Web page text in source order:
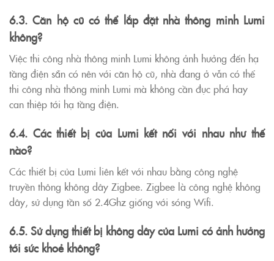
6.3. Căn hộ cũ có thể lắp đặt nhà thông minh Lumi
không?
Việc thi công nhà thông minh Lumi không ảnh hưởng đến hạ
tầng điện sẵn có nên với căn hộ cũ, nhà đang ở vẫn có thể
thi công nhà thông minh Lumi mà không cần đục phá hay
can thiệp tới hạ tầng điện.
6.4. Các thiết bị của Lumi kết nối với nhau như thế
nào?
Các thiết bị của Lumi liên kết với nhau bằng công nghệ
truyền thông không dây Zigbee. Zigbee là công nghệ không
dây, sử dụng tần số 2.4Ghz giống với sóng Wifi.
6.5. Sử dụng thiết bị không dây của Lumi có ảnh hưởng
tới sức khoẻ không?